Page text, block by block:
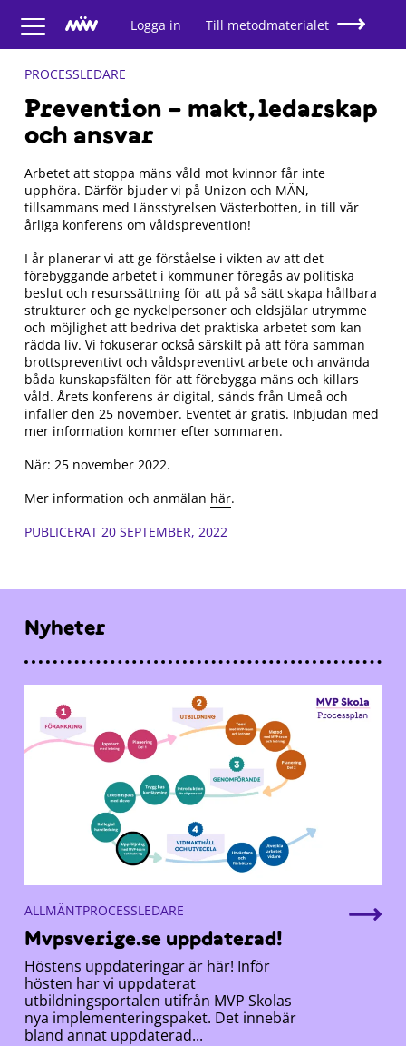
Logga in Till metodmaterialet
PROCESSLEDARE
Prevention – makt, ledarskap
och ansvar
Arbetet att stoppa mäns våld mot kvinnor får inte
upphöra. Därför bjuder vi på Unizon och MÄN,
tillsammans med Länsstyrelsen Västerbotten, in till vår
årliga konferens om våldsprevention!
I år planerar vi att ge förståelse i vikten av att det
förebyggande arbetet i kommuner föregås av politiska
beslut och resurssättning för att på så sätt skapa hållbara
strukturer och ge nyckelpersoner och eldsjälar utrymme
och möjlighet att bedriva det praktiska arbetet som kan
rädda liv. Vi fokuserar också särskilt på att föra samman
brottspreventivt och våldspreventivt arbete och använda
båda kunskapsfälten för att förebygga mäns och killars
våld. Årets konferens är digital, sänds från Umeå och
infaller den 25 november. Eventet är gratis. Inbjudan med
mer information kommer efter sommaren.
När: 25 november 2022.
Mer information och anmälan här.
PUBLICERAT 20 SEPTEMBER, 2022
Nyheter
ALLMÄNTPROCESSLEDARE
Mvpsverige.se uppdaterad!
Höstens uppdateringar är här! Inför
hösten har vi uppdaterat
utbildningsportalen utifrån MVP Skolas
nya implementeringspaket. Det innebär
bland annat uppdaterad...